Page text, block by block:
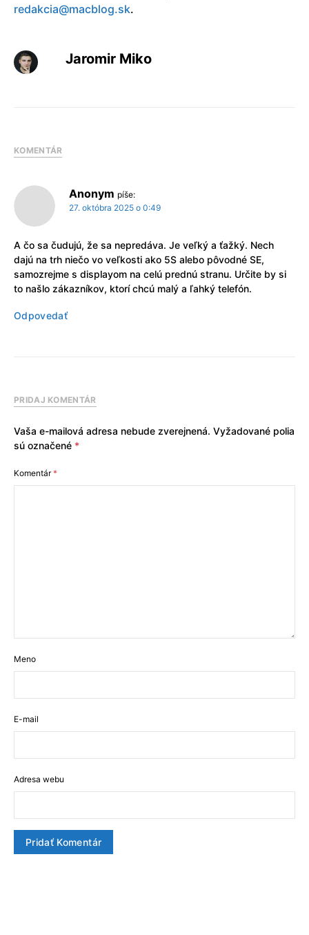
redakcia@macblog.sk.
Jaromir Miko
KOMENTÁR
Anonym píše:
27. októbra 2025 o 0:49
A čo sa čudujú, že sa nepredáva. Je veľký a ťažký. Nech
dajú na trh niečo vo veľkosti ako 5S alebo pôvodné SE,
samozrejme s displayom na celú prednú stranu. Určite by si
to našlo zákazníkov, ktorí chcú malý a ľahký telefón.
Odpovedať
PRIDAJ KOMENTÁR
Vaša e-mailová adresa nebude zverejnená. Vyžadované polia
sú označené *
Komentár*
Meno
E-mail
Adresa webu